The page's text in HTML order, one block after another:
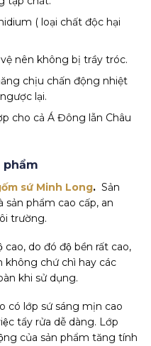
( loại chất độc hại
nên không bị trầy tróc.
chịu chấn động nhiệt
lại.
cho cả Á Đông lẫn Châu
phẩm
sứ Minh Long. Sản
phẩm cao cấp, an
trường.
do đó độ bền rất cao,
không chứ chì hay các
khi sử dụng.
có lớp sứ sáng mịn cao
tẩy rửa dễ dàng. Lớp
của sản phẩm tăng tính